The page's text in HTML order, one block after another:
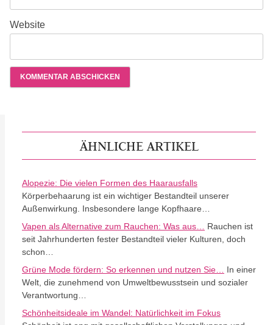
Website
ÄHNLICHE ARTIKEL
Alopezie: Die vielen Formen des Haarausfalls
Körperbehaarung ist ein wichtiger Bestandteil unserer
Außenwirkung. Insbesondere lange Kopfhaare…
Vapen als Alternative zum Rauchen: Was aus… Rauchen ist
seit Jahrhunderten fester Bestandteil vieler Kulturen, doch
schon…
Grüne Mode fördern: So erkennen und nutzen Sie… In einer
Welt, die zunehmend von Umweltbewusstsein und sozialer
Verantwortung…
Schönheitsideale im Wandel: Natürlichkeit im Fokus